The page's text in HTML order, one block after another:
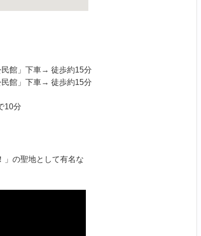
館」下車→ 徒歩約15分
館」下車→ 徒歩約15分
10分
」の聖地として有名な